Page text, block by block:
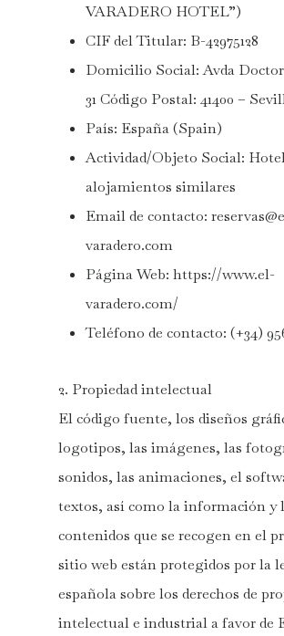
VARADERO HOTEL”)
CIF del Titular: B-42975128
Domicilio Social: Avda
31 Código Postal: 41400 –
País: España (Spain)
Actividad/Objeto Social:
alojamientos similares
Email de contacto:
varadero.com
Página Web: https://www.el-
varadero.com/
Teléfono de contacto: (+34)
2. Propiedad intelectual
El código fuente, los diseños
logotipos, las imágenes, las
sonidos, las animaciones, el
textos, así como la información y
contenidos que se recogen en el
sitio web están protegidos por la
española sobre los derechos de
intelectual e industrial a favor de